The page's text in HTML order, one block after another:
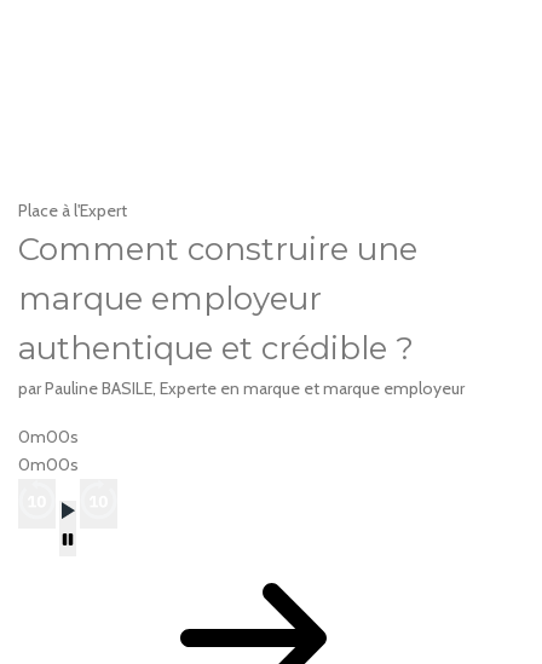
Place à l'Expert
Comment construire une
marque employeur
authentique et crédible ?
par Pauline BASILE, Experte en marque et marque employeur
0m00s
0m00s